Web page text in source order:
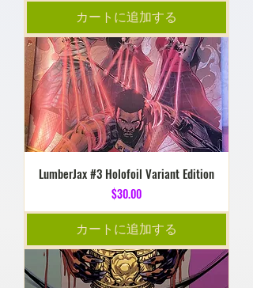
カートに追加する
LumberJax #3 Holofoil Variant Edition
価格
$30.00
カートに追加する